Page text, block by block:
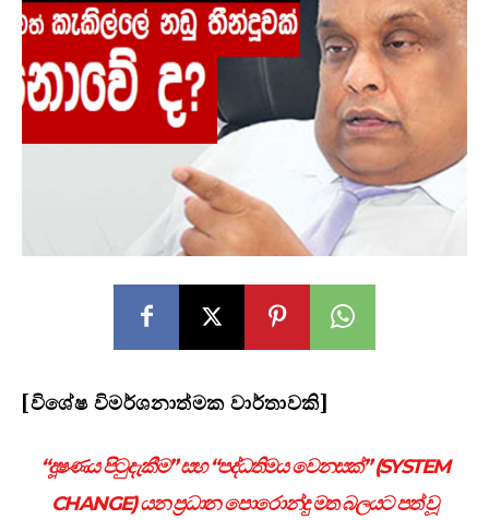
[විශේෂ විමර්ශනාත්මක වාර්තාවකි]
“දූෂණය පිටුදැකීම” සහ “පද්ධතිමය වෙනසක්” (SYSTEM
CHANGE)යන ප්‍රධාන පොරොන්දු මත බලයට පත් වූ